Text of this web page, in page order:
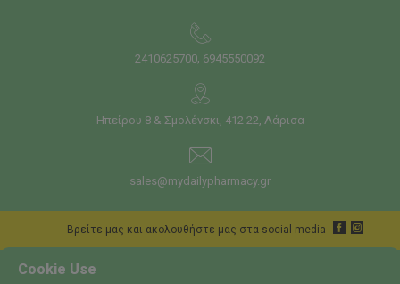
Cookie Use
2410625700, 6945550092
Ηπείρου 8 & Σμολένσκι, 412 22, Λάρισα
sales@mydailypharmacy.gr
Bρείτε μας και ακολουθήστε μας στα social media